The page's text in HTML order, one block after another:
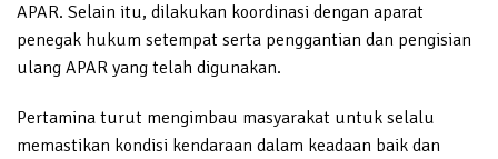
APAR. Selain itu, dilakukan koordinasi dengan aparat
penegak hukum setempat serta penggantian dan pengisian
ulang APAR yang telah digunakan.
Pertamina turut mengimbau masyarakat untuk selalu
memastikan kondisi kendaraan dalam keadaan baik dan